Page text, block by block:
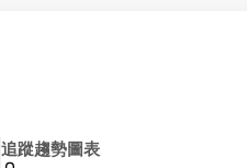
追蹤趨勢圖表